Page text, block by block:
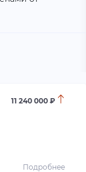
11 240 000 ₽
Подробнее